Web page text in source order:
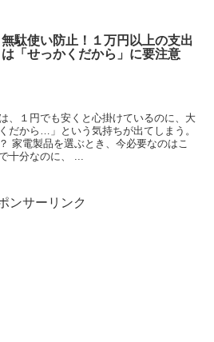
無駄使い防止！１万円以上の支出
は「せっかくだから」に要注意
、１円でも安くと心掛けているのに、大
だから…」という気持ちが出てしまう。
家電製品を選ぶとき、今必要なのはこ
十分なのに、 ...
ンサーリンク